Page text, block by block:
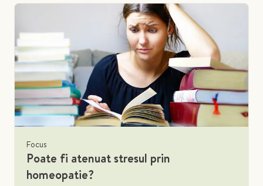
Focus
Poate fi atenuat stresul prin
homeopatie?